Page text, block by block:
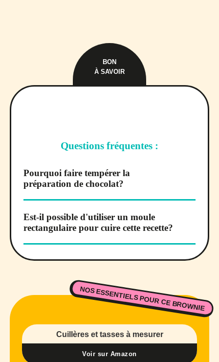
BON
À SAVOIR
Questions fréquentes :
Pourquoi faire tempérer la
préparation de chocolat?
Est-il possible d'utiliser un moule
rectangulaire pour cuire cette recette?
NOS ESSENTIELS POUR CE BROWNIE
Cuillères et tasses à mesurer
Voir sur Amazon